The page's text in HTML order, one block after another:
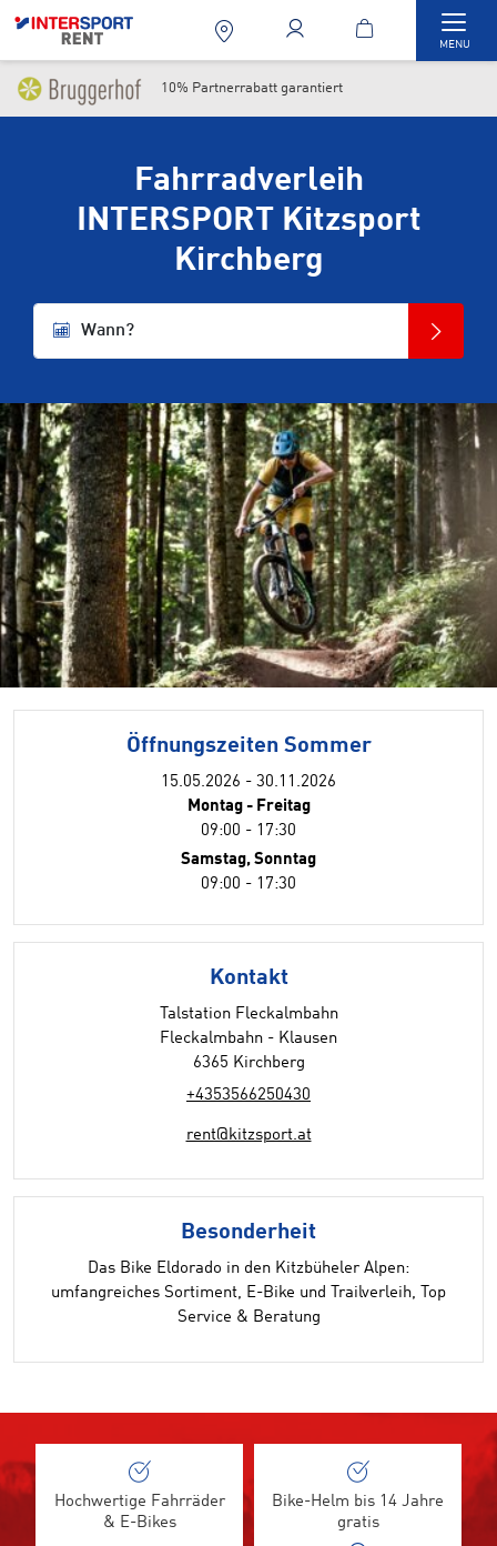
MENU
10% Partnerrabatt garantiert
Fahrradverleih
INTERSPORT Kitzsport
Kirchberg
Wann?
Öffnungszeiten Sommer
15.05.2026 - 30.11.2026
Montag - Freitag
09:00 - 17:30
Samstag, Sonntag
09:00 - 17:30
Kontakt
Talstation Fleckalmbahn
Fleckalmbahn - Klausen
6365 Kirchberg
+4353566250430
rent@kitzsport.at
Besonderheit
Das Bike Eldorado in den Kitzbüheler Alpen:
umfangreiches Sortiment, E-Bike und Trailverleih, Top
Service & Beratung
Hochwertige Fahrräder
& E-Bikes
Bike-Helm bis 14 Jahre
gratis